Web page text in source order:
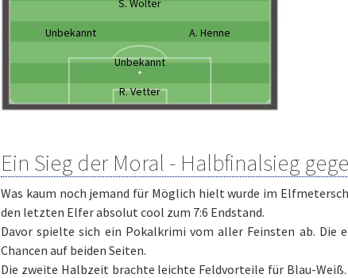
Unbekannt A. Henne
Unbekannt
R. Vetter
Ein Sieg der Moral - Halbfinalsieg
Was kaum noch jemand für Möglich hielt wurde im
den letzten Elfer absolut cool zum 7:6 Endstand.
Davor spielte sich ein Pokalkrimi vom aller Feinsten ab.
Chancen auf beiden Seiten.
Die zweite Halbzeit brachte leichte Feldvorteile für Blau-